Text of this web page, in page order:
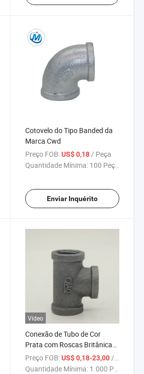
Cotovelo do Tipo Banded da
Marca Cwd
Preço FOB: US$ 0,18/ Peça
Quantidade Mínima: 100 Peças
Enviar Inquérito
Vídeo
Conexão de Tubo de Cor
Prata com Roscas Britânicas
2" Tee de Ferro Maleável
Preço FOB: US$ 0,18-23,00 / Peça
Quantidade Mínima: 1.000 Peças